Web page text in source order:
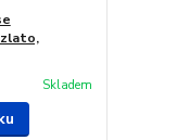
Skladem